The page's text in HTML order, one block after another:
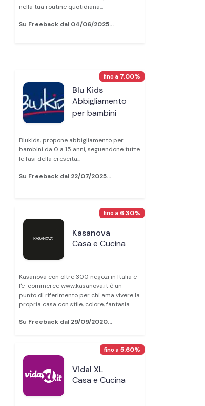
nella tua routine quotidiana...
Su Freeback dal 04/06/2025...
Blu Kids
Abbigliamento
per bambini
Blukids, propone abbigliamento per
bambini da 0 a 15 anni, seguendone tutte
le fasi della crescita...
Su Freeback dal 22/07/2025...
fino a 7.00%
Kasanova
Casa e Cucina
Kasanova con oltre 300 negozi in Italia e
l'e-commerce www.kasanova.it è un
punto di riferimento per chi ama vivere la
propria casa con stile, colore, fantasia...
Su Freeback dal 29/09/2020...
fino a 6.30%
Vidal XL
Casa e Cucina
fino a 5.60%